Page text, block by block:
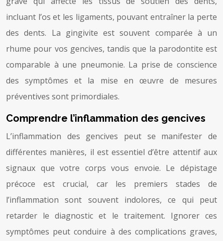
incluant l’os et les ligaments, pouvant entraîner la perte
des dents. La gingivite est souvent comparée à un
rhume pour vos gencives, tandis que la parodontite est
comparable à une pneumonie. La prise de conscience
des symptômes et la mise en œuvre de mesures
préventives sont primordiales.
Comprendre l’inflammation des gencives
L’inflammation des gencives peut se manifester de
différentes manières, il est essentiel d’être attentif aux
signaux que votre corps vous envoie. Le dépistage
précoce est crucial, car les premiers stades de
l’inflammation sont souvent indolores, ce qui peut
retarder le diagnostic et le traitement. Ignorer ces
symptômes peut conduire à des complications graves,